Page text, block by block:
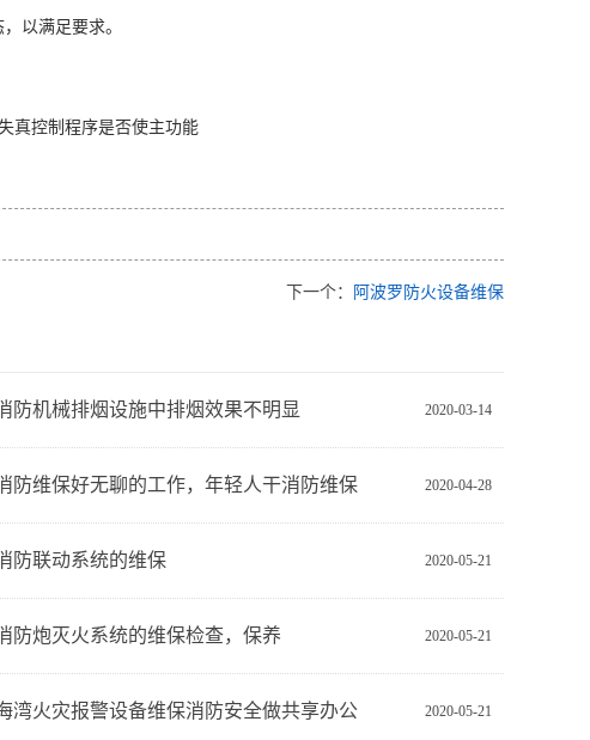
以满足要求。
真控制程序是否使主功能
下一个： 阿波罗防火设备维保
2020-03-14
防机械排烟设施中排烟效果不明显
2020-04-28
防维保好无聊的工作，年轻人干消防维保
2020-05-21
防联动系统的维保
2020-05-21
防炮灭火系统的维保检查，保养
2020-05-21
湾火灾报警设备维保消防安全做共享办公